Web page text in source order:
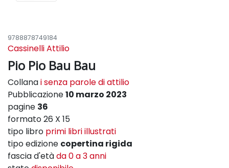
9788878749184
Cassinelli Attilio
Pio Pio Bau Bau
Collanai senza parole di attilio
Pubblicazione10 marzo 2023
pagine 36
formato 26 X 15
tipo libro primi libri illustrati
tipo edizione copertina rigida
fascia d'etàda 0 a 3 anni